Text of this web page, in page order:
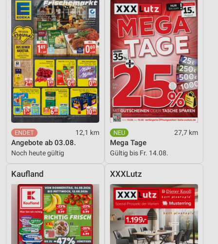
12,1 km
Angebote ab 03.08.
Noch heute gültig
27,7 km
Mega Tage
Gültig bis Fr. 14.08.
Kaufland XXXLutz